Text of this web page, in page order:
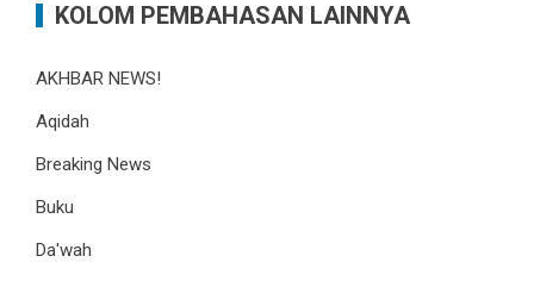
KOLOM PEMBAHASAN LAINNYA
AKHBAR NEWS!
Aqidah
Breaking News
Buku
Da'wah